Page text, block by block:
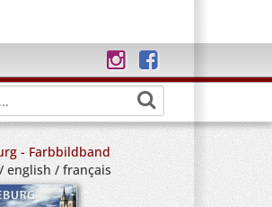
- Farbbildband
english / français